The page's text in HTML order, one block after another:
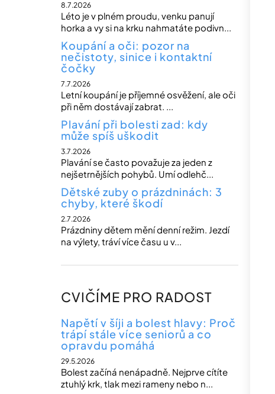
8.7.2026
Léto je v plném proudu, venku panují
horka a vy si na krku nahmatáte podivn...
Koupání a oči: pozor na
nečistoty, sinice i kontaktní
čočky
7.7.2026
Letní koupání je příjemné osvěžení, ale oči
při něm dostávají zabrat. ...
Plavání při bolesti zad: kdy
může spíš uškodit
3.7.2026
Plavání se často považuje za jeden z
nejšetrnějších pohybů. Umí odlehč...
Dětské zuby o prázdninách: 3
chyby, které škodí
2.7.2026
Prázdniny dětem mění denní režim. Jezdí
na výlety, tráví více času u v...
CVIČÍME PRO RADOST
Napětí v šíji a bolest hlavy: Proč
trápí stále více seniorů a co
opravdu pomáhá
29.5.2026
Bolest začíná nenápadně. Nejprve cítíte
ztuhlý krk, tlak mezi rameny nebo n...